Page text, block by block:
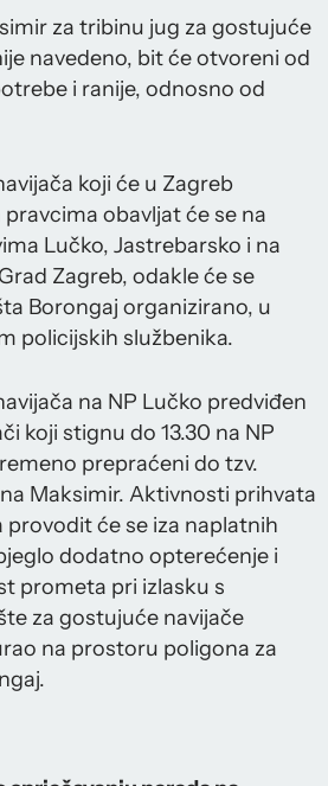
za tribinu jug za gostujuće
navedeno, bit će otvoreni od
i ranije, odnosno od
koji će u Zagreb
obavljat će se na
Lučko, Jastrebarsko i na
Zagreb, odakle će se
Borongaj organizirano, u
policijskih službenika.
na NP Lučko predviđen
koji stignu do 13.30 na NP
prepraćeni do tzv.
Maksimir. Aktivnosti prihvata
provodit će se iza naplatnih
dodatno opterećenje i
prometa pri izlasku s
za gostujuće navijače
na prostoru poligona za